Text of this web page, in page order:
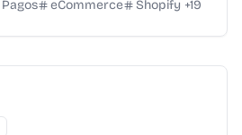
Pagos eCommerce Shopify +19